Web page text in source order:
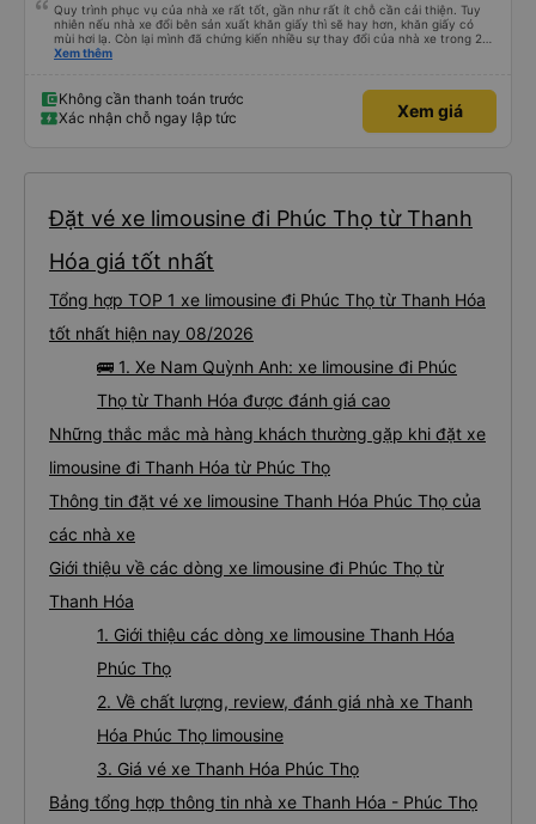
Quy trình phục vụ của nhà xe rất tốt, gần như rất ít chỗ cần cải thiện. Tuy
nhiên nếu nhà xe đổi bên sản xuất khăn giấy thì sẽ hay hơn, khăn giấy có
mùi hơi lạ. Còn lại mình đã chứng kiến nhiều sự thay đổi của nhà xe trong 2
tháng vừa rồi: tài xế và phụ xe ngày càng thân thiện, quy trình phục vụ rõ
Xem thêm
Không cần thanh toán trước
Xác nhận chỗ ngay lập tức
Xem giá
Đặt vé xe limousine đi Phúc Thọ từ Thanh
Hóa giá tốt nhất
Tổng hợp TOP 1 xe limousine đi Phúc Thọ từ Thanh Hóa
tốt nhất hiện nay 08/2026
🚌 1. Xe Nam Quỳnh Anh: xe limousine đi Phúc
Thọ từ Thanh Hóa được đánh giá cao
Những thắc mắc mà hàng khách thường gặp khi đặt xe
limousine đi Thanh Hóa từ Phúc Thọ
Thông tin đặt vé xe limousine Thanh Hóa Phúc Thọ của
các nhà xe
Giới thiệu về các dòng xe limousine đi Phúc Thọ từ
Thanh Hóa
1. Giới thiệu các dòng xe limousine Thanh Hóa
Phúc Thọ
2. Về chất lượng, review, đánh giá nhà xe Thanh
Hóa Phúc Thọ limousine
3. Giá vé xe Thanh Hóa Phúc Thọ
Bảng tổng hợp thông tin nhà xe Thanh Hóa - Phúc Thọ